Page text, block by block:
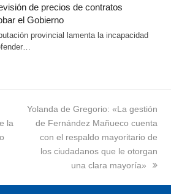
de precios de contratos
el Gobierno
provincial lamenta la incapacidad
la
next
post:
Yolanda de Gregorio: «La gestión
de Fernández Mañueco cuenta
con el respaldo mayoritario de
los ciudadanos que le otorgan
una clara mayoría»